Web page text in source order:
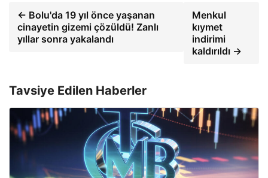
← Bolu'da 19 yıl önce yaşanan
cinayetin gizemi çözüldü! Zanlı
yıllar sonra yakalandı
Menkul
kıymet
indirimi
kaldırıldı →
Tavsiye Edilen Haberler